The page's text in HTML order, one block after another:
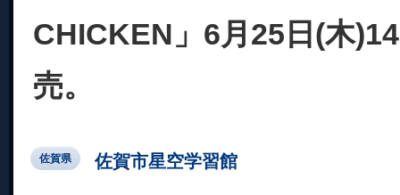
CHICKEN」6月25日(木
売。
佐賀県 佐賀市星空学習館